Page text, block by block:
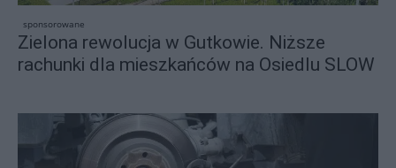
sponsorowane
Zielona rewolucja w Gutkowie. Niższe
rachunki dla mieszkańców na Osiedlu SLOW